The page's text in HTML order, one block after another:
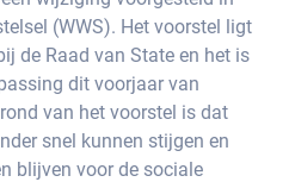
(WWS). Het voorstel ligt
de Raad van State en het is
dit voorjaar van
van het voorstel is dat
snel kunnen stijgen en
blijven voor de sociale